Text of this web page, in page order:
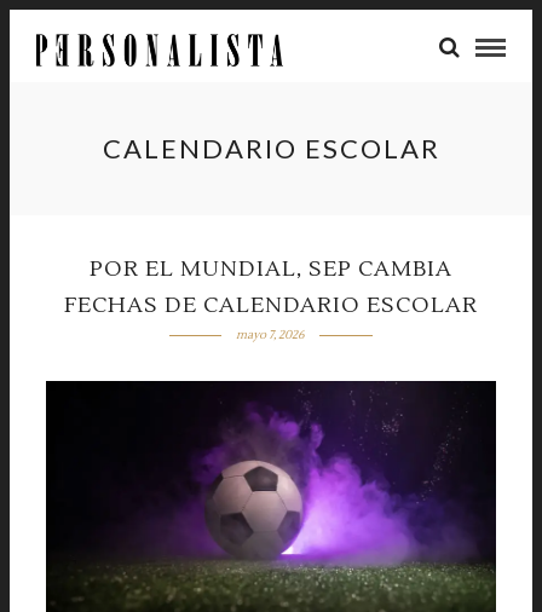
CALENDARIO ESCOLAR
POR EL MUNDIAL, SEP CAMBIA
FECHAS DE CALENDARIO ESCOLAR
mayo 7, 2026